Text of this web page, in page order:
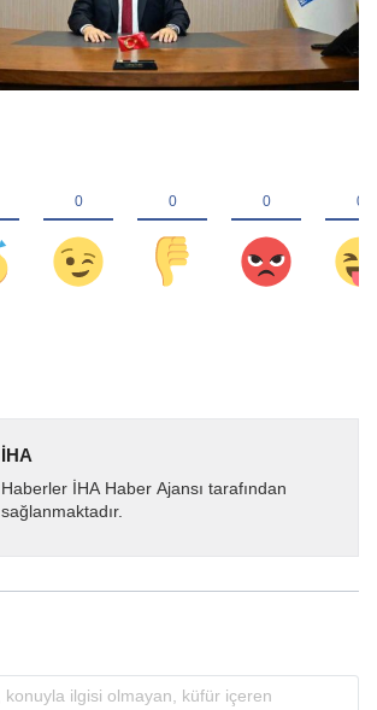
İHA
Haberler İHA Haber Ajansı tarafından
sağlanmaktadır.